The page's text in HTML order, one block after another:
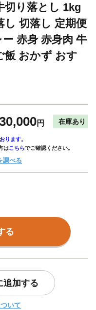
切り落とし 1kg
し 切落し 定期便
赤身 赤身肉 牛
飯 おかず おす
円 在庫あり
ります。
はこちらでご確認ください。
調べる
る
追加する
いて